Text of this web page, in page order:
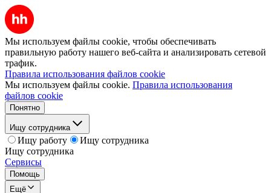
Мы используем файлы cookie, чтобы обеспечивать
правильную работу нашего веб-сайта и анализировать сетевой
трафик.
Правила использования файлов cookie
Мы используем файлы cookie. Правила использования
файлов cookie
Понятно
Ищу сотрудника
Ищу работу
Ищу сотрудника
Ищу сотрудника
Сервисы
Помощь
Ещё